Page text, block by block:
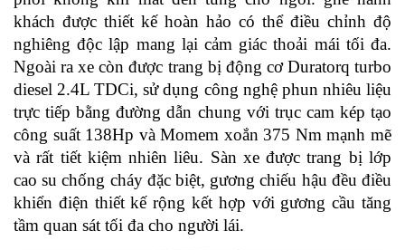
khách được thiết kế hoàn hảo có thể điều chỉnh độ
nghiêng độc lập mang lại cảm giác thoải mái tối đa.
Ngoài ra xe còn được trang bị động cơ Duratorq turbo
diesel 2.4L TDCi, sử dụng công nghệ phun nhiêu liệu
trực tiếp bằng đường dẫn chung với trục cam kép tạo
công suất 138Hp và Momem xoắn 375 Nm mạnh mẽ
và rất tiết kiệm nhiên liêu. Sàn xe được trang bị lớp
cao su chống cháy đặc biệt, gương chiếu hậu đều điều
khiển điện thiết kế rộng kết hợp với gương cầu tăng
tầm quan sát tối đa cho người lái.